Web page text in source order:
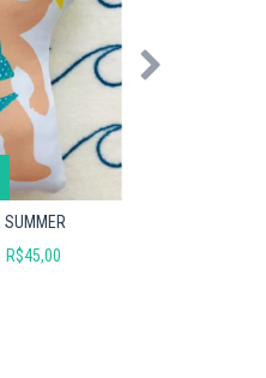
SUMMER
R$45,00